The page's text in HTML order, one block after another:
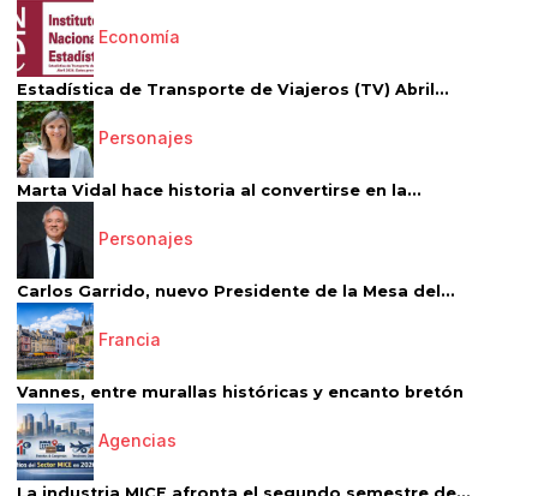
Economía
Estadística de Transporte de Viajeros (TV) Abril...
Personajes
Marta Vidal hace historia al convertirse en la...
Personajes
Carlos Garrido, nuevo Presidente de la Mesa del...
Francia
Vannes, entre murallas históricas y encanto bretón
Agencias